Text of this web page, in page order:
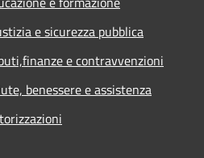
e sicurezza pubblica
e contravvenzioni
benessere e assistenza